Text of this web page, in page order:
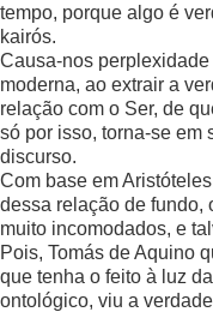
tempo, porque algo é
kairós.
Causa-nos
moderna, ao extrair a
relação com o Ser, de
só por isso, torna-se em
discurso.
Com base em
dessa relação de fundo,
muito incomodados, e
Pois, Tomás de Aquino
que tenha o feito à luz
ontológico, viu a